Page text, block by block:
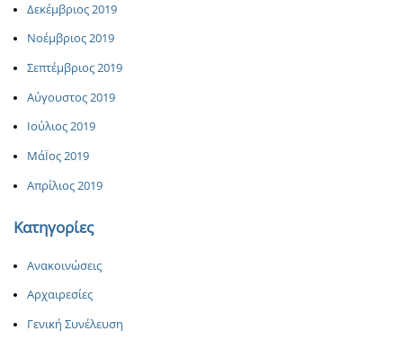
Δεκέμβριος 2019
Νοέμβριος 2019
Σεπτέμβριος 2019
Αύγουστος 2019
Ιούλιος 2019
ΜάΪος 2019
Απρίλιος 2019
Κατηγορίες
Ανακοινώσεις
Αρχαιρεσίες
Γενική Συνέλευση